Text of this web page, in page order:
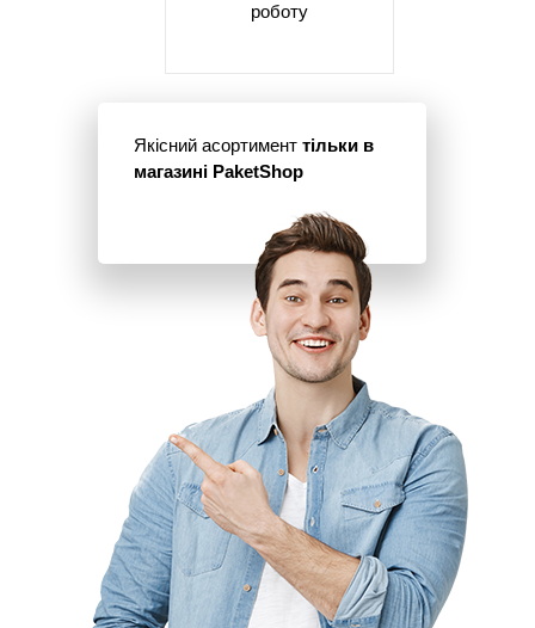
роботу
Якісний асортимент тільки в
магазині PaketShop